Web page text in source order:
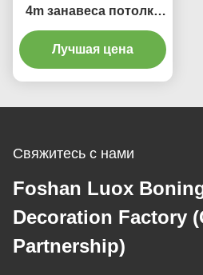
4m занавеса потолка
толщины 1.8mm
гибкий Bendable
Лучшая цена
Свяжитесь с нами
Foshan Luox
Decoration Factory
Partnership)